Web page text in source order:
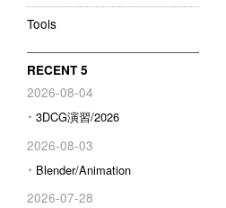
Tools
RECENT 5
2026-08-04
3DCG演習/2026
2026-08-03
Blender/Animation
2026-07-28